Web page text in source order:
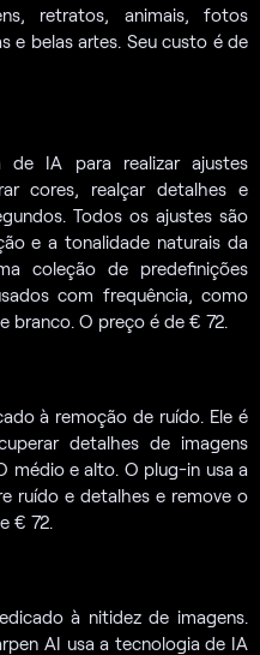
retratos, animais, fotos
e belas artes. Seu custo é de
IA para realizar ajustes
cores, realçar detalhes e
Todos os ajustes são
e a tonalidade naturais da
coleção de predefinições
com frequência, como
branco. O preço é de € 72.
à remoção de ruído. Ele é
detalhes de imagens
médio e alto. O plug-in usa a
ruído e detalhes e remove o
€ 72.
à nitidez de imagens.
AI usa a tecnologia de IA